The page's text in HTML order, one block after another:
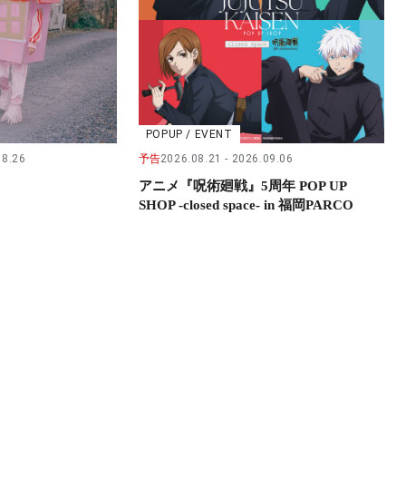
POPUP / EVENT
予告2026.08.21 2026.09.06
アニメ『呪術廻戦』5周年 POP UP
SHOP -closed space- in 福岡PARCO